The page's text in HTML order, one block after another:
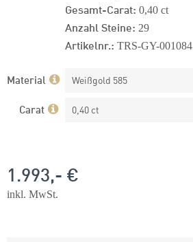
Gesamt-Carat: 0,40 ct
Anzahl Steine: 29
Artikelnr.: TRS-GY-001084
Material Weißgold 585
Carat 0,40 ct
1.993,- €
inkl. MwSt.